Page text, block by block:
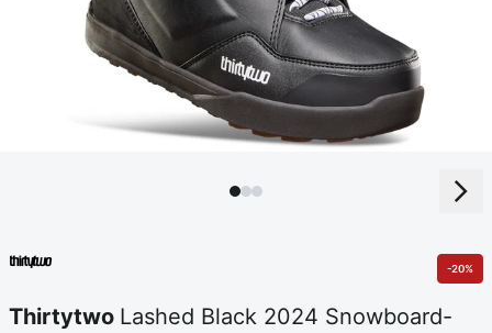
-20%
Thirtytwo Lashed Black 2024 Snowboard-